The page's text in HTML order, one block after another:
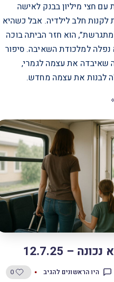
חצי מיליון בבנק לאישה
חלב לילדיה. אבל כשהיא
מתגרשת”, הוא חזר הביתה בוכה
נפלה למלכודת השאיבה. סיפור
שאיבדה את עצמה לגמרי,
לבנות את עצמה מחדש.​​​​​​​​​​​​​​​​
– 12.7.25
היו הראשונים להגיב 0